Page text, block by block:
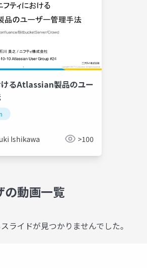
るAtlassian製品のユー
Ishikawa >100
の動画一覧
ライドが見つかりませんでした。